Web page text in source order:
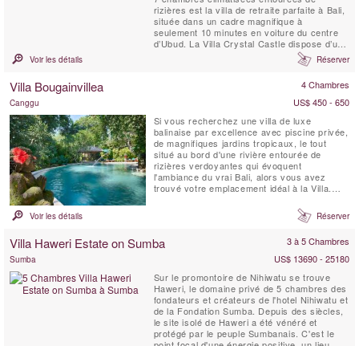
rizières est la villa de retraite parfaite à Bali,
située dans un cadre magnifique à
seulement 10 minutes en voiture du centre
d’Ubud. La Villa Crystal Castle dispose d’une
grande piscine de 18 x 5 mètres de taille
comparable à celle d’un complexe hôtelier,
Soins Spa, le tout niché dans un vaste jardin
Voir les détails Réserver
Villa Bougainvillea 4 Chambres
Canggu
US$ 450 - 650
Si vous recherchez une villa de luxe
balinaise par excellence avec piscine privée,
de magnifiques jardins tropicaux, le tout
situé au bord d'une rivière entourée de
rizières verdoyantes qui évoquent
l'ambiance du vrai Bali, alors vous avez
trouvé votre emplacement idéal à la Villa.
Bougainvillea est un chef-d'œuvre balinais
de quatre chambres (3 pavillons de
mezzanine avec salle de bain privée), ...
Voir les détails Réserver
Villa Haweri Estate on Sumba 3 à 5 Chambres
Sumba
US$ 13690 - 25180
Sur le promontoire de Nihiwatu se trouve
Haweri, le domaine privé de 5 chambres des
fondateurs et créateurs de l'hotel Nihiwatu et
de la Fondation Sumba. Depuis des siècles,
le site isolé de Haweri a été vénéré et
protégé par le peuple Sumbanais. C'est le